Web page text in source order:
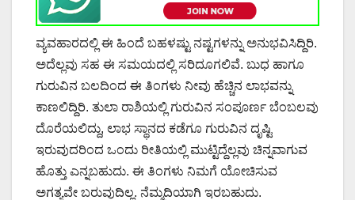
ವ್ಯವಹಾರದಲ್ಲಿ ಈ ಹಿಂದೆ ಬಹಳಷ್ಟು ನಷ್ಟಗಳನ್ನು ಅನುಭವಿಸಿದ್ದಿರಿ.
ಅದೆಲ್ಲವು ಸಹ ಈ ಸಮಯದಲ್ಲಿ ಸರಿದೂಗಲಿವೆ. ಬುಧ ಹಾಗೂ
ಗುರುವಿನ ಬಲದಿಂದ ಈ ತಿಂಗಳು ನೀವು ಹೆಚ್ಚಿನ ಲಾಭವನ್ನು
ಕಾಣಲಿದ್ದಿರಿ. ತುಲಾ ರಾಶಿಯಲ್ಲಿ ಗುರುವಿನ ಸಂಪೂರ್ಣ ಬೆಂಬಲವು
ದೊರೆಯಲಿದ್ದು, ಲಾಭ ಸ್ಥಾನದ ಕಡೆಗೂ ಗುರುವಿನ ದೃಷ್ಟಿ
ಇರುವುದರಿಂದ ಒಂದು ರೀತಿಯಲ್ಲಿ ಮುಟ್ಟಿದ್ದೆಲ್ಲವು ಚಿನ್ನವಾಗುವ
ಹೊತ್ತು ಎನ್ನಬಹುದು. ಈ ತಿಂಗಳು ನಿಮಗೆ ಯೋಚಿಸುವ
ಅಗತ್ಯವೇ ಬರುವುದಿಲ್ಲ. ನೆಮ್ಮದಿಯಾಗಿ ಇರಬಹುದು.